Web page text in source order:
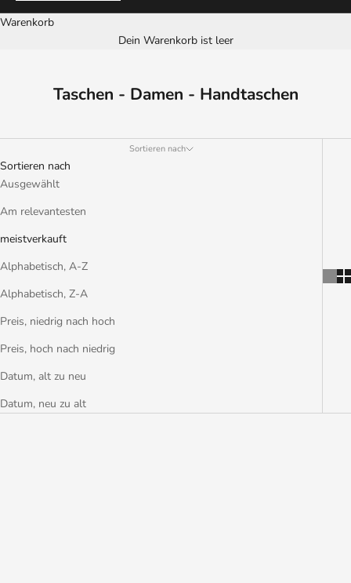
Warenkorb
Dein Warenkorb ist leer
Taschen - Damen - Handtaschen
Sortieren nach
Sortieren nach
Ausgewählt
Am relevantesten
meistverkauft
Alphabetisch, A-Z
Alphabetisch, Z-A
Preis, niedrig nach hoch
Preis, hoch nach niedrig
Datum, alt zu neu
Datum, neu zu alt